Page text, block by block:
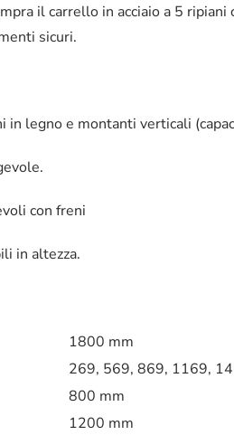
il carrello in acciaio a 5
sicuri.
in legno e montanti verticali
con freni
in altezza.
1800 mm
269, 569, 869, 1169,
800 mm
1200 mm